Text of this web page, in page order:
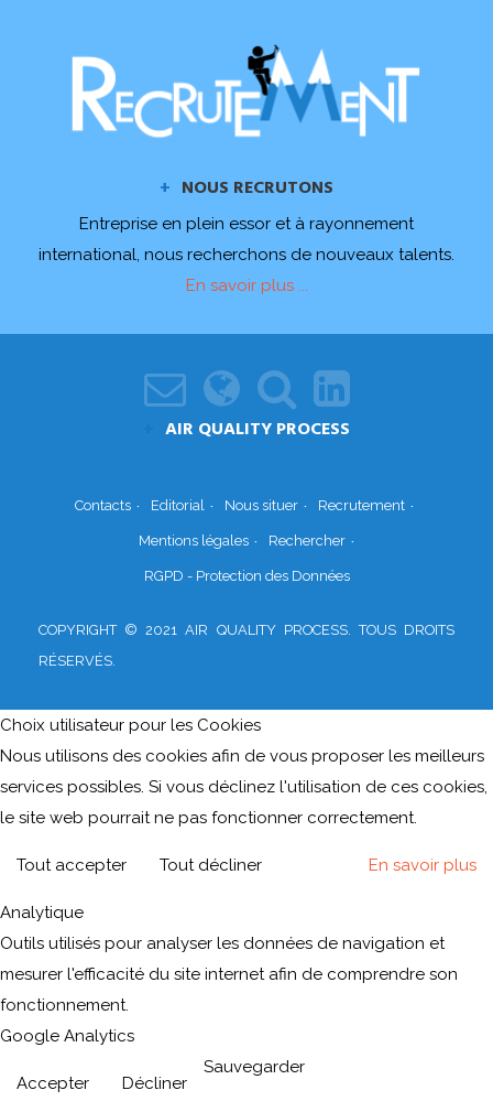
NOUS RECRUTONS
Entreprise en plein essor et à rayonnement
international, nous recherchons de nouveaux talents.
En savoir plus ...
AIR QUALITY PROCESS
Contacts Editorial Nous situer Recrutement
Mentions légales Rechercher
RGPD - Protection des Données
COPYRIGHT © 2021 AIR QUALITY PROCESS. TOUS DROITS
RÉSERVÉS.
Choix utilisateur pour les Cookies
Nous utilisons des cookies afin de vous proposer les meilleurs
services possibles. Si vous déclinez l'utilisation de ces cookies,
le site web pourrait ne pas fonctionner correctement.
Tout accepter Tout décliner En savoir plus
Analytique
Outils utilisés pour analyser les données de navigation et
mesurer l'efficacité du site internet afin de comprendre son
fonctionnement.
Google Analytics
Accepter Décliner
Sauvegarder